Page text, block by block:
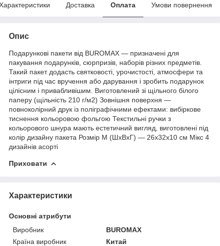
Доставка Оплата Умови повернення
Опис
Подарункові пакети від BUROMAX — призначені для
пакування подарунків, сюрпризів, наборів різних предметів.
Такий пакет додасть святковості, урочистості, атмосфери та
інтриги під час вручення або дарування і зробить подарунок
цілісним і привабливішим. Виготовлений зі щільного білого
паперу (щільність 210 г/м2) Зовнішня поверхня —
повноколірний друк із поліграфічними ефектами: вибіркове
тиснення кольоровою фольгою Текстильні ручки з
кольорового шнура мають естетичний вигляд, виготовлені під
колір дизайну пакета Розмір М (ШхВхГ) — 26х32х10 см Мікс 4
дизайнів асорті
Приховати
Характеристики
Основні атрибути
Виробник
BUROMAX
Країна виробник
Китай